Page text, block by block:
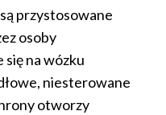
przystosowane
osoby
na wózku
niesterowane
otworzy